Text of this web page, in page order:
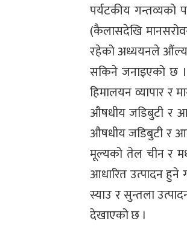
पर्यटकीय गन्तव्यको
(कैलासदेखि
रहेको अध्ययनले
सकिने जनाइएको छ ।
हिमालयन व्यापार र
औषधीय जडिबुटी र
औषधीय जडिबुटी र
मूल्यको तेल चीन र
आधारित उत्पादन हुने
स्याउ र सुन्तला
देखाएको छ ।